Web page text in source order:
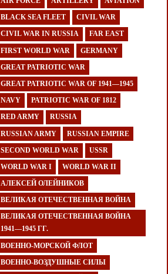
BLACK SEA FLEET CIVIL WAR
CIVIL WAR IN RUSSIA FAR EAST
FIRST WORLD WAR GERMANY
GREAT PATRIOTIC WAR
GREAT PATRIOTIC WAR OF 1941—1945
NAVY PATRIOTIC WAR OF 1812
RED ARMY RUSSIA
RUSSIAN ARMY RUSSIAN EMPIRE
SECOND WORLD WAR USSR
WORLD WAR I WORLD WAR II
АЛЕКСЕЙ ОЛЕЙНИКОВ
ВЕЛИКАЯ ОТЕЧЕСТВЕННАЯ ВОЙНА
ВЕЛИКАЯ ОТЕЧЕСТВЕННАЯ ВОЙНА
1941—1945 ГГ.
ВОЕННО-МОРСКОЙ ФЛОТ
ВОЕННО-ВОЗДУШНЫЕ СИЛЫ